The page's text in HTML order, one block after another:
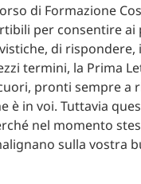
di Formazione
per consentire ai
di rispondere,
termini, la Prima
pronti sempre a
è in voi. Tuttavia
nel momento
sulla vostra